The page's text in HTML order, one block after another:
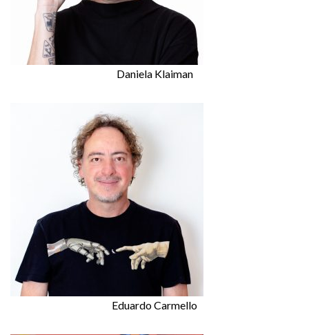
Daniela Klaiman
Eduardo Carmello